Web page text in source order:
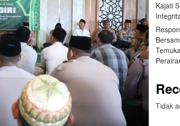
Kajati
Tidak